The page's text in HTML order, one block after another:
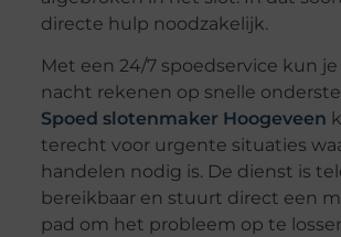
directe hulp noodzakelijk.
Met een 24/7 spoedservice kun je
nacht rekenen op snelle
Spoed slotenmaker Hoogeveen
terecht voor urgente situaties
handelen nodig is. De dienst is
bereikbaar en stuurt direct een
pad om het probleem op te